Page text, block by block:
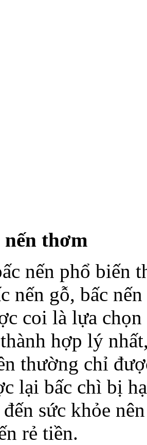
nến thơm
nến phổ biến
nến gỗ, bấc
coi là lựa
hợp lý
thường chỉ
lại bấc chì bị
sức khỏe
rẻ tiền.